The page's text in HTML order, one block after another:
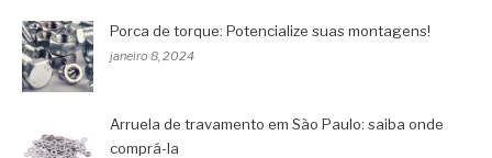
Porca de torque: Potencialize suas montagens!
janeiro 8, 2024
Arruela de travamento em São Paulo: saiba onde
comprá-la